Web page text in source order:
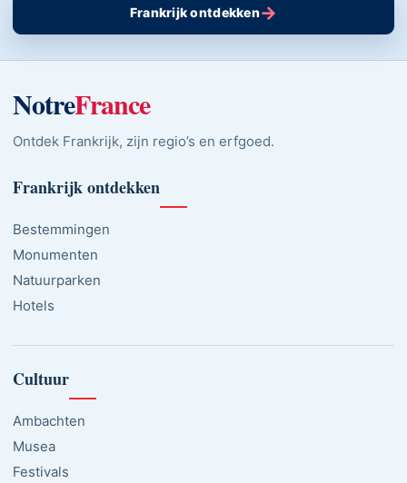
Frankrijk ontdekken→
NotreFrance
Ontdek Frankrijk, zijn regio’s en erfgoed.
Frankrijk ontdekken
Bestemmingen
Monumenten
Natuurparken
Hotels
Cultuur
Ambachten
Musea
Festivals